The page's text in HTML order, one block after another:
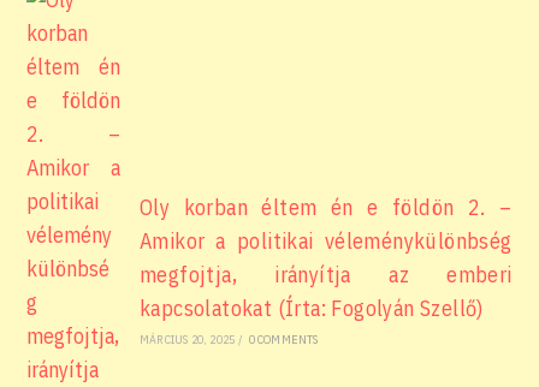
Oly korban éltem én e földön 2. –
Amikor a politikai véleménykülönbség
megfojtja, irányítja az emberi
kapcsolatokat (Írta: Fogolyán Szellő)
MÁRCIUS 20, 2025 / 0 COMMENTS